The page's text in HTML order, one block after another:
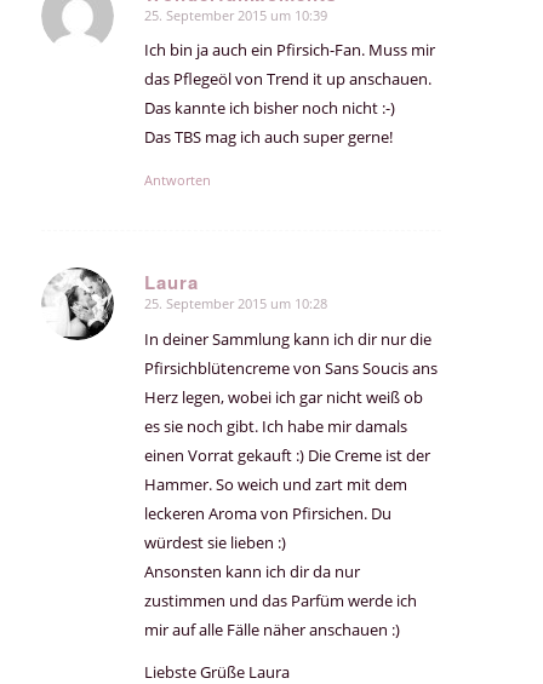
sagte:
25. September 2015 um 10:39
Ich bin ja auch ein Pfirsich-Fan. Muss mir
das Pflegeöl von Trend it up anschauen.
Das kannte ich bisher noch nicht :-)
Das TBS mag ich auch super gerne!
Antworten
Laura
sagte:
25. September 2015 um 10:28
In deiner Sammlung kann ich dir nur die
Pfirsichblütencreme von Sans Soucis ans
Herz legen, wobei ich gar nicht weiß ob
es sie noch gibt. Ich habe mir damals
einen Vorrat gekauft :) Die Creme ist der
Hammer. So weich und zart mit dem
leckeren Aroma von Pfirsichen. Du
würdest sie lieben :)
Ansonsten kann ich dir da nur
zustimmen und das Parfüm werde ich
mir auf alle Fälle näher anschauen :)
Liebste Grüße Laura